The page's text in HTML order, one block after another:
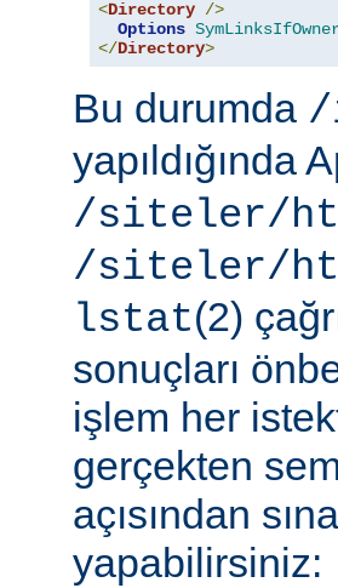
<Directory />
Options
</Directory>
Bu durumda /
yapıldığında
/siteler/
/siteler/
lstat(2)
sonuçları
işlem her
gerçekten
açısından
yapabilirsiniz: